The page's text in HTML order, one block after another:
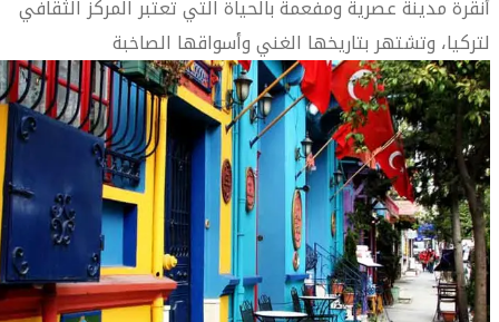
أنقرة مدينة عصرية ومفعمة بالحياة التي تعتبر المركز الثقافي
لتركيا، وتشتهر بتاريخها الغني وأسواقها الصاخبة